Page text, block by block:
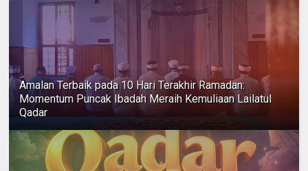
Amalan Terbaik pada 10 Hari Terakhir Ramadan:
Momentum Puncak Ibadah Meraih Kemuliaan Lailatul
Qadar